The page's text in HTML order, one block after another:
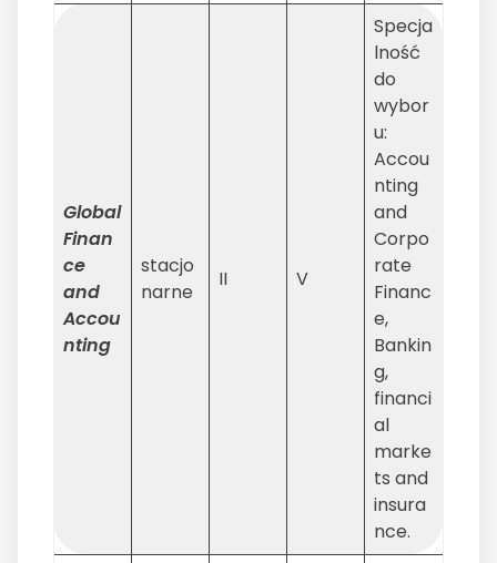
Global
Finan
ce
and
Accou
nting
stacjo
narne
II V
Specja
lność
do
wybor
u:
Accou
nting
and
Corpo
rate
Financ
e,
Bankin
g,
financi
al
marke
ts and
insura
nce.